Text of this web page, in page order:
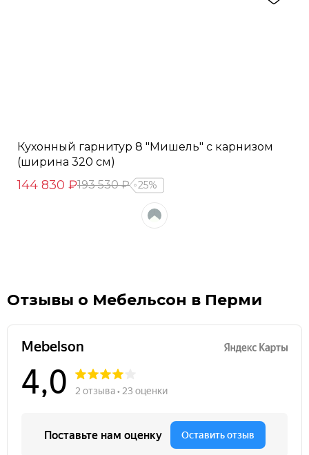
Кухонный гарнитур 8 "Мишель" с карнизом
(ширина 320 см)
144 830 ₽193 530 ₽ 25%
Отзывы о Мебельсон в Перми